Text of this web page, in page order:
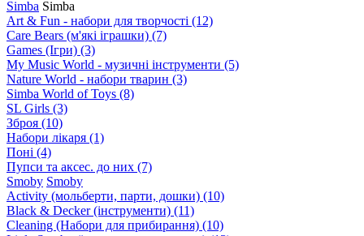
Simba Simba
Art & Fun - набори для творчості (12)
Care Bears (м'які іграшки) (7)
Games (Ігри) (3)
My Music World - музичні інструменти (5)
Nature World - набори тварин (3)
Simba World of Toys (8)
SL Girls (3)
Зброя (10)
Набори лікаря (1)
Поні (4)
Пупси та аксес. до них (7)
Smoby Smoby
Аctivity (мольберти, парти, дошки) (10)
Black & Decker (інструменти) (11)
Cleaning (Набори для прибирання) (10)